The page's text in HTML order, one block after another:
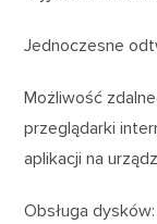
Jednoczesne
Możliwość
przeglądarki
aplikacji na
Obsługa